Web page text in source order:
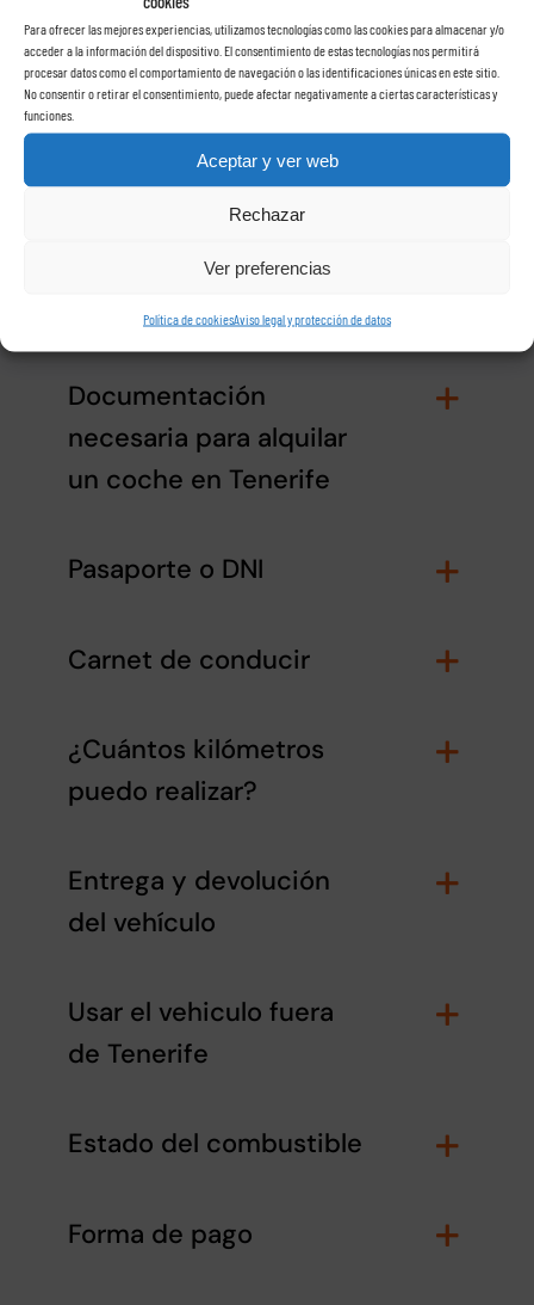
Para ofrecer las mejores experiencias, utilizamos tecnologías como las cookies para almacenar y/o
acceder a la información del dispositivo. El consentimiento de estas tecnologías nos permitirá
procesar datos como el comportamiento de navegación o las identificaciones únicas en este sitio.
No consentir o retirar el consentimiento, puede afectar negativamente a ciertas características y
funciones.
Aceptar y ver web
Rechazar
Ver preferencias
Política de cookiesAviso legal y protección de datos
También puede consultar nuestra
sección de respuestas a preguntas
frecuentes
Pago por suciedad
extrema del vehiculo de
alquiler
Documentación
necesaria para alquilar
un coche en Tenerife
Pasaporte o DNI
Carnet de conducir
¿Cuántos kilómetros
puedo realizar?
Entrega y devolución
del vehículo
Usar el vehiculo fuera
de Tenerife
Estado del combustible
Forma de pago